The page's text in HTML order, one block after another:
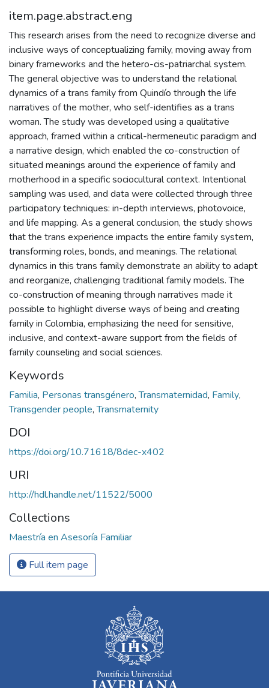
item.page.abstract.eng
This research arises from the need to recognize diverse and
inclusive ways of conceptualizing family, moving away from
binary frameworks and the hetero-cis-patriarchal system.
The general objective was to understand the relational
dynamics of a trans family from Quindío through the life
narratives of the mother, who self-identifies as a trans
woman. The study was developed using a qualitative
approach, framed within a critical-hermeneutic paradigm and
a narrative design, which enabled the co-construction of
situated meanings around the experience of family and
motherhood in a specific sociocultural context. Intentional
sampling was used, and data were collected through three
participatory techniques: in-depth interviews, photovoice,
and life mapping. As a general conclusion, the study shows
that the trans experience impacts the entire family system,
transforming roles, bonds, and meanings. The relational
dynamics in this trans family demonstrate an ability to adapt
and reorganize, challenging traditional family models. The
co-construction of meaning through narratives made it
possible to highlight diverse ways of being and creating
family in Colombia, emphasizing the need for sensitive,
inclusive, and context-aware support from the fields of
family counseling and social sciences.
Keywords
Familia, Personas transgénero,Transmaternidad, Family,
Transgender people,Transmaternity
DOI
https://doi.org/10.71618/8dec-x402
URI
http://hdl.handle.net/11522/5000
Collections
Maestría en Asesoría Familiar
Full item page